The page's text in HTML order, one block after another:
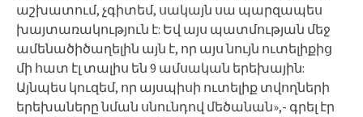
աշխատում, չգիտեմ, սակայն սա պարզապես
խայտառակություն է: Եվ այս պատմության մեջ
ամենածիծաղելին այն է, որ այս նույն ուտելիքից
մի հատ էլ տալիս են 9 ամսական երեխային:
Այնպես կուզեմ, որ այսպիսի ուտելիք տվողների
երեխաները նման սնունդով մեծանան»,- գրել էր